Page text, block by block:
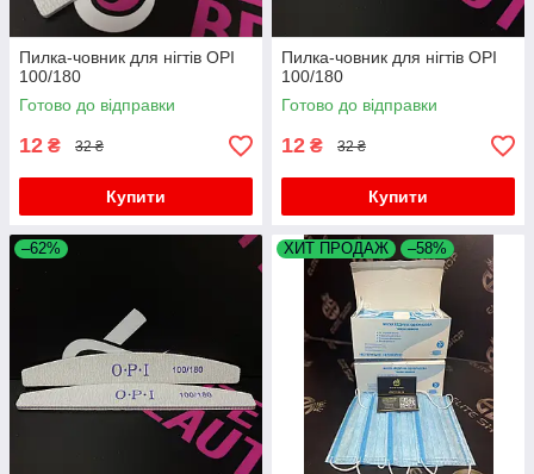
Пилка-човник для нігтів OPI
100/180
Готово до відправки
12 ₴ 32 ₴
Купити
Пилка-човник для нігтів OPI
100/180
Готово до відправки
12 ₴ 32 ₴
Купити
–62% ХИТ ПРОДАЖ –58%